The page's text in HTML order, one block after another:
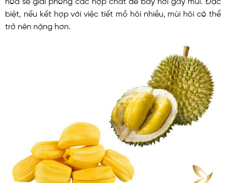
biệt, nếu kết hợp với việc tiết mồ hôi nhiều, mùi hôi có thể
trở nên nặng hơn.